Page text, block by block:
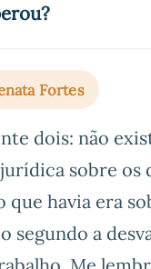
Fortes
dois: não
sobre os
que havia era
segundo a